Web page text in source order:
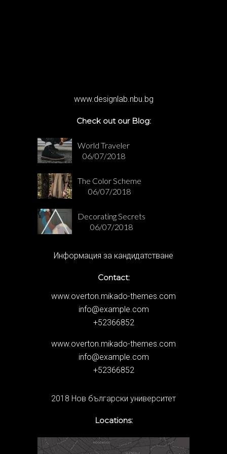
www.designlab.nbu.bg
Check out our Blog:
World Traveler
06/07/2018
The Color Scheme
06/07/2018
Decorating Secrets
06/07/2018
Информация за кандидатстване
Contact:
www.overton.mikado-themes.com
info@example.com
+52366852
www.overton.mikado-themes.com
info@example.com
+52366852
2018 Нов български университет
Locations: